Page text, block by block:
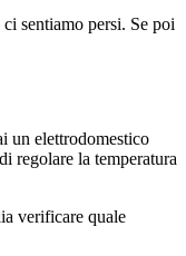
ci sentiamo persi. Se poi
un elettrodomestico
regolare la temperatura
verificare quale